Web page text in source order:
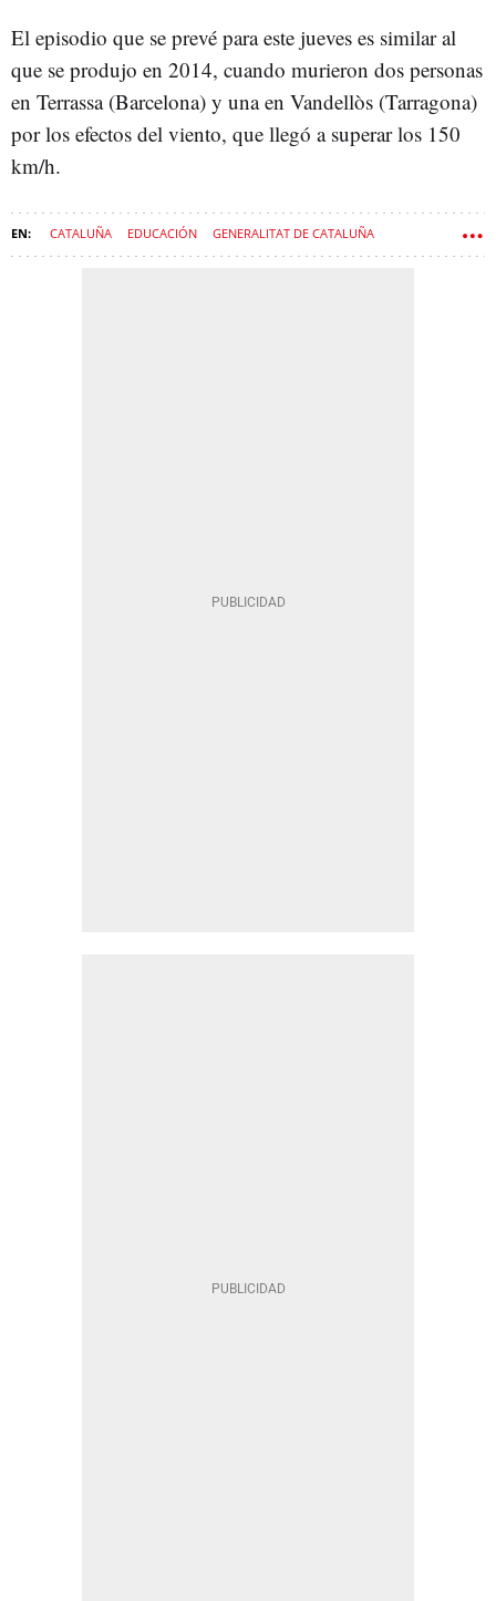
El episodio que se prevé para este jueves es similar al
que se produjo en 2014, cuando murieron dos personas
en Terrassa (Barcelona) y una en Vandellòs (Tarragona)
por los efectos del viento, que llegó a superar los 150
km/h.
CATALUÑA EDUCACIÓN GENERALITAT DE CATALUÑA